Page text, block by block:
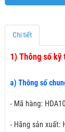
Chi tiết
1) Thông số
a) Thông số
- Mã hàng:
- Hãng sản xuất: